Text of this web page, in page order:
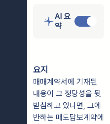
AI 요
약
요지
매매계약서에 기재된
내용이 그 정당성을 뒷
받침하고 있다면, 그에
반하는 매도담보계약에